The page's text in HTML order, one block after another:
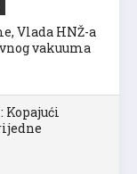
Vlada HNŽ-a
vakuuma
Kopajući